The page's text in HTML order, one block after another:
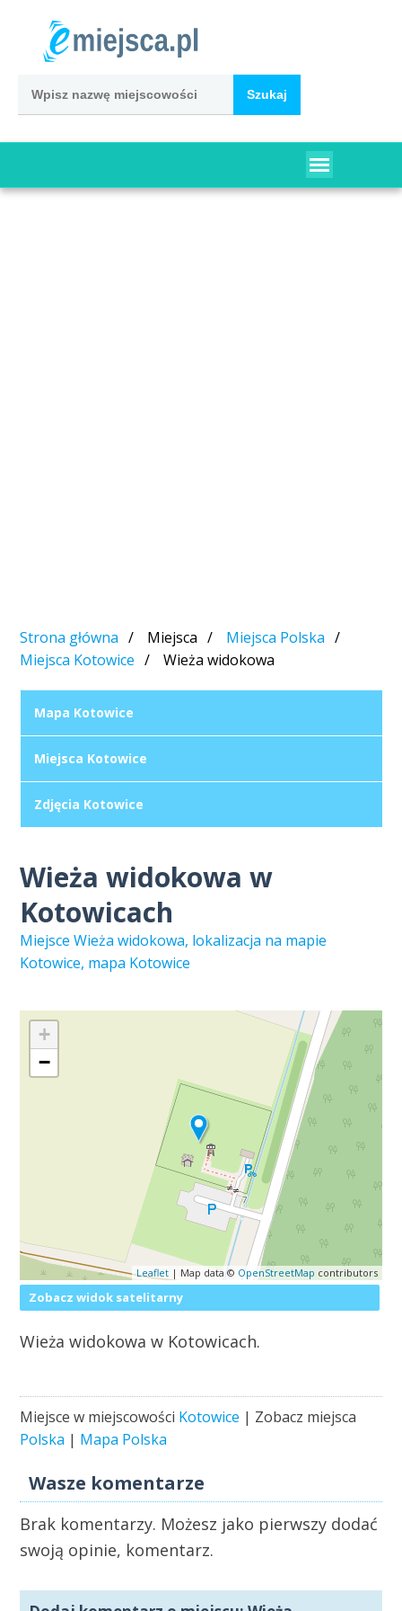
Strona główna Miejsca
Miejsca Polska
Miejsca Kotowice
Wieża widokowa
Mapa Kotowice
Miejsca Kotowice
Zdjęcia Kotowice
Wieża widokowa w
Kotowicach
Miejsce Wieża widokowa, lokalizacja na mapie
Kotowice, mapa Kotowice
+
−
Leaflet| Map data © OpenStreetMap contributors
Zobacz widok satelitarny
Wieża widokowa w Kotowicach.
Miejsce w miejscowości Kotowice | Zobacz miejsca
Polska | Mapa Polska
Wasze komentarze
Brak komentarzy. Możesz jako pierwszy dodać
swoją opinie, komentarz.